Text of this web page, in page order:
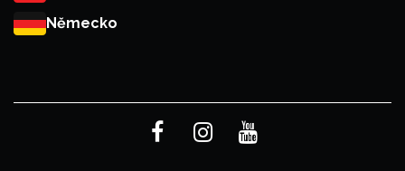
Německo